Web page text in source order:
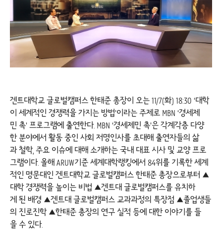
겐트대학교 글로벌캠퍼스 한태준 총장이 오는 11/7(화) 18:30 ‘대학
이 세계적인 경쟁력을 가지는 방법’이라는 주제로 MBN ‘경세제
민 촉’ 프로그램에 출연한다. MBN ‘경세제민 촉’은 각계각층 다양
한 분야에서 활동 중인 사회 저명인사를 초대해 출연자들의 삶
과 철학, 주요 이슈에 대해 소개하는 국내 대표 시사 및 교양 프로
그램이다. 올해 ARUW기준 세계대학랭킹에서 84위를 기록한 세계
적인 명문대인 겐트대학교 글로벌캠퍼스 한태준 총장으로부터 ▲
대학 경쟁력을 높이는 비법 ▲겐트대 글로벌캠퍼스를 유치하
게 된 배경 ▲겐트대 글로벌캠퍼스 교과과정의 특장점 ▲졸업생들
의 진로진학 ▲한태준 총장의 연구 실적 등에 대한 이야기를 들
을 수 있다.